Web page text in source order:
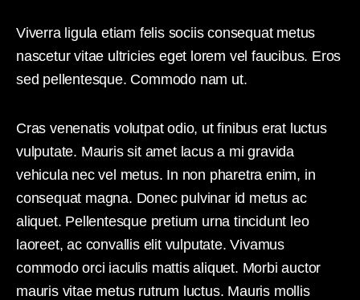
Viverra ligula etiam felis sociis consequat metus
nascetur vitae ultricies eget lorem vel faucibus. Eros
sed pellentesque. Commodo nam ut.
Cras venenatis volutpat odio, ut finibus erat luctus
vulputate. Mauris sit amet lacus a mi gravida
vehicula nec vel metus. In non pharetra enim, in
consequat magna. Donec pulvinar id metus ac
aliquet. Pellentesque pretium urna tincidunt leo
laoreet, ac convallis elit vulputate. Vivamus
commodo orci iaculis mattis aliquet. Morbi auctor
mauris vitae metus rutrum luctus. Mauris mollis